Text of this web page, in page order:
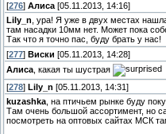
[276] Алиса [05.11.2013, 14:16]
Lily_n , ура! Я уже в двух местах
там насадки 10мм нет. Может пока
Так что я точно пас, буду брать у нас!
[277] Виски [05.11.2013, 14:28]
Алиса , какая ты шустрая
[278] Lily_n [05.11.2013, 14:31]
kuzashka , на птичьем рынке буду
Там очень большой ассортимент, но
посмотреть на оптовых сайтах МСК